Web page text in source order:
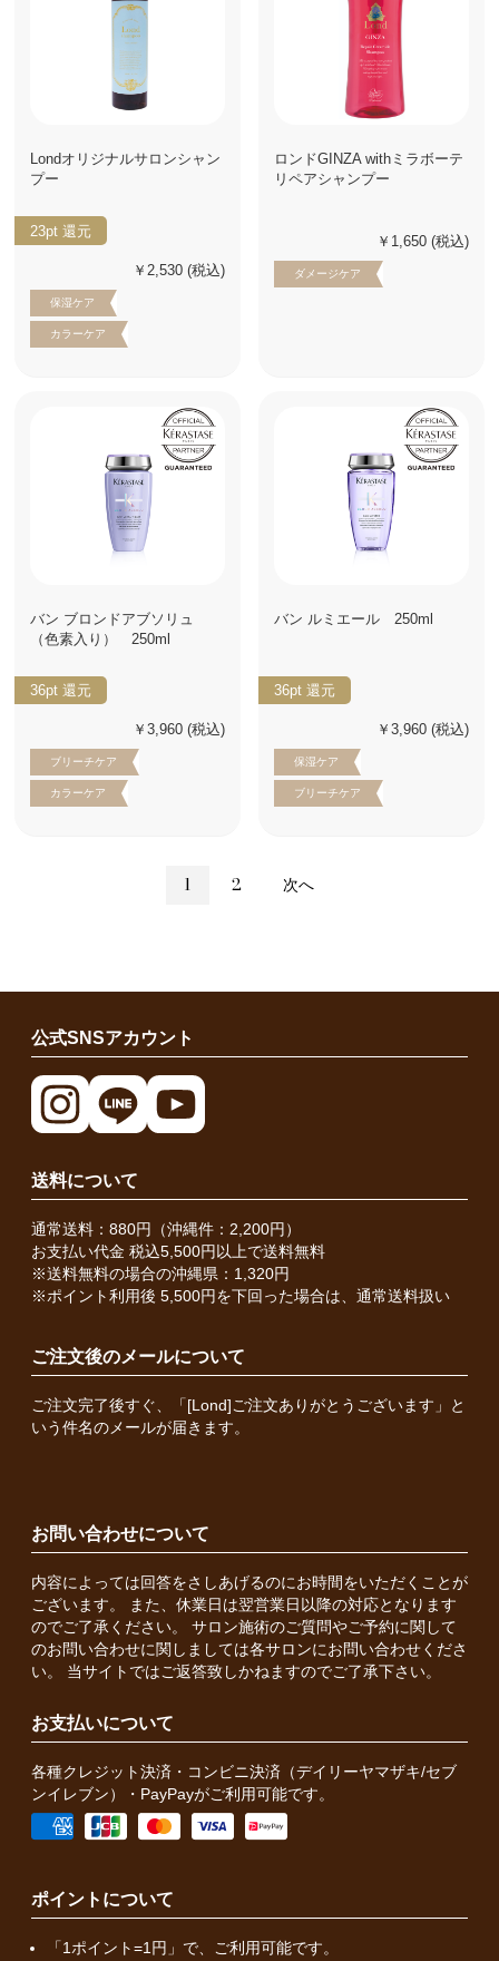
Londオリジナルサロンシャン
プー
23pt 還元
￥2,530 (税込)
保湿ケア
カラーケア
ロンドGINZA withミラボーテ
リペアシャンプー
￥1,650 (税込)
ダメージケア
バン ブロンドアブソリュ
（色素入り） 250ml
36pt 還元
￥3,960 (税込)
ブリーチケア
カラーケア
バン ルミエール 250ml
36pt 還元
￥3,960 (税込)
保湿ケア
ブリーチケア
1 2 次へ
公式SNSアカウント
送料について
通常送料：880円（沖縄件：2,200円）
お支払い代金 税込5,500円以上で送料無料
※送料無料の場合の沖縄県：1,320円
※ポイント利用後 5,500円を下回った場合は、通常送料扱い
ご注文後のメールについて
ご注文完了後すぐ、「[Lond]ご注文ありがとうございます」と
いう件名のメールが届きます。
お問い合わせについて
内容によっては回答をさしあげるのにお時間をいただくことが
ございます。 また、休業日は翌営業日以降の対応となります
のでご了承ください。 サロン施術のご質問やご予約に関して
のお問い合わせに関しましては各サロンにお問い合わせくださ
い。 当サイトではご返答致しかねますのでご了承下さい。
お支払いについて
各種クレジット決済・コンビニ決済（デイリーヤマザキ/セブ
ンイレブン）・PayPayがご利用可能です。
ポイントについて
「1ポイント=1円」で、ご利用可能です。